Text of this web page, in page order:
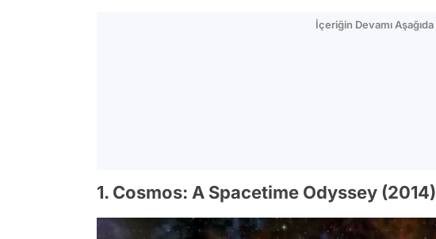
İçeriğin Devamı Aşağıda
1. Cosmos: A Spacetime Odyssey (2014)